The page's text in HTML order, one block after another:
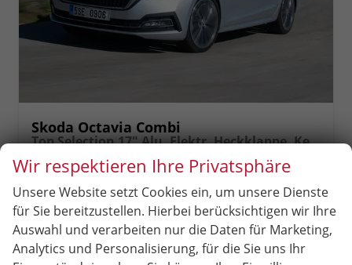
Skoda Octavia Combi
Top Selection 17" Alu, Elektr. Heckklappe, Kessy+Alarm, Beheizte Frontscheibe, Winterpaket, SunSet, Climatronic, LED-Scheinwerfer, Parksensoren vorn/hinten, Rückfahrkamera, Radio 10" + Wireless Smartlink, ACC uvm.
Fahrzeugnr. 53224 GetriebeSchalt. 6-Gang
Kraftstoff Benzin Leistung 85 kW (116 PS)
29.390,– €
incl. 19% MwSt.
Rückruf PDF-
Fahrzeug
Wir respektieren Ihre Privatsphäre
Unsere Website setzt Cookies ein, um unsere Dienste
für Sie bereitzustellen. Hierbei berücksichtigen wir Ihre
Auswahl und verarbeiten nur die Daten für Marketing,
Analytics und Personalisierung, für die Sie uns Ihr